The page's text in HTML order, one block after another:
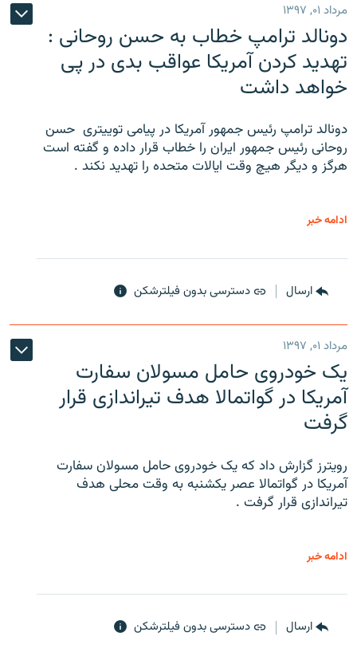
مرداد ۰۱, ۱۳۹۷
دونالد ترامپ خطاب به حسن روحانی :
تهدید کردن آمریکا عواقب بدی در پی
خواهد داشت
دونالد ترامپ رئیس جمهور آمریکا در پیامی توییتری ‌ حسن
روحانی رئیس جمهور ایران را خطاب قرار داده و گفته است
هرگز و دیگر هیچ وقت ایالات متحده را تهدید نکند .
ادامه خبر
ارسال دسترسی بدون فیلترشکن
مرداد ۰۱, ۱۳۹۷
یک خودروی حامل مسولان سفارت
آمریکا در گواتمالا هدف تیراندازی قرار
گرفت
رویترز گزارش داد که یک خودروی حامل مسولان سفارت
آمریکا در گواتمالا عصر یکشنبه به وقت محلی هدف
تیراندازی قرار گرفت .
ادامه خبر
ارسال دسترسی بدون فیلترشکن